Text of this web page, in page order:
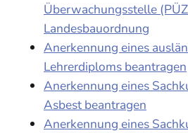
Überwachungsstelle
Landesbauordnung
Anerkennung eines
Lehrerdiploms beantragen
Anerkennung eines
Asbest beantragen
Anerkennung eines